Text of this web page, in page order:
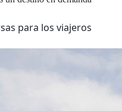
para los viajeros